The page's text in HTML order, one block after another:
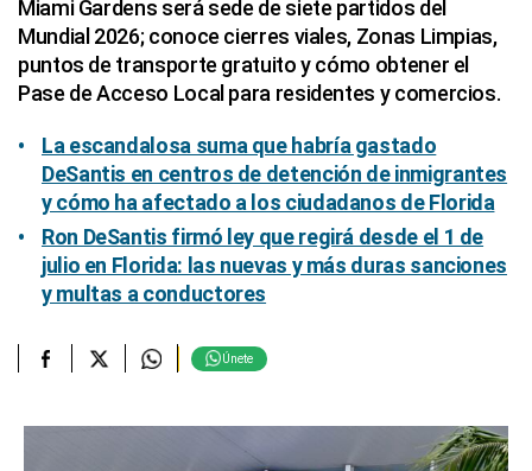
Miami Gardens será sede de siete partidos del
Mundial 2026; conoce cierres viales, Zonas Limpias,
puntos de transporte gratuito y cómo obtener el
Pase de Acceso Local para residentes y comercios.
La escandalosa suma que habría gastado
DeSantis en centros de detención de inmigrantes
y cómo ha afectado a los ciudadanos de Florida
Ron DeSantis firmó ley que regirá desde el 1 de
julio en Florida: las nuevas y más duras sanciones
y multas a conductores
Únete